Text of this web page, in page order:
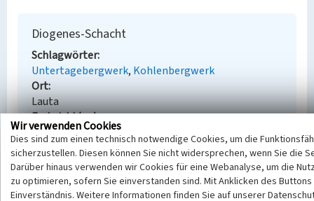
Diogenes-Schacht
Schlagwörter
Untertagebergwerk Kohlenbergwerk
Ort
Lauta
Fachsicht(en)
Denkmalpflege
Erfassungsmaßstab
Keine Angabe
Erfassungsmethode
Übernahme aus externer Fachdatenbank
Wir verwenden Cookies
Dies sind zum einen technisch notwendige Cookies, um die
sicherzustellen. Diesen können Sie nicht widersprechen, wenn Sie die
Darüber hinaus verwenden wir Cookies für eine Webanalyse, um die
zu optimieren, sofern Sie einverstanden sind. Mit Anklicken des
Einverständnis. Weitere Informationen finden Sie auf unserer